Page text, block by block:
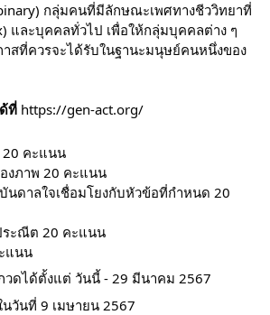
กลุ่มคนที่มีลักษณะเพศทางชีววิทยาที่
และบุคคลทั่วไป เพื่อให้กลุ่มบุคคลต่าง ๆ
าสที่ควรจะได้รับในฐานะมนุษย์คนหนึ่งของ
ที่ https://gen-act.org/
20 คะแนน
งภาพ 20 คะแนน
นดาลใจเชื่อมโยงกับหัวข้อที่กำหนด 20
ระณีต 20 คะแนน
แนน
วดได้ตั้งแต่ วันนี้ - 29 มีนาคม 2567
วันที่ 9 เมษายน 2567